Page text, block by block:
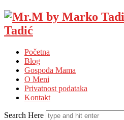
Tadić
Početna
Blog
Gospođa Mama
O Meni
Privatnost podataka
Kontakt
Search Here